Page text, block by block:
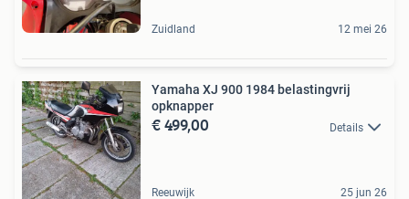
Zuidland 12 mei 26
Yamaha XJ 900 1984 belastingvrij
opknapper
€ 499,00 Details
Reeuwijk 25 jun 26